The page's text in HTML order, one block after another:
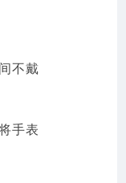
不戴
手表